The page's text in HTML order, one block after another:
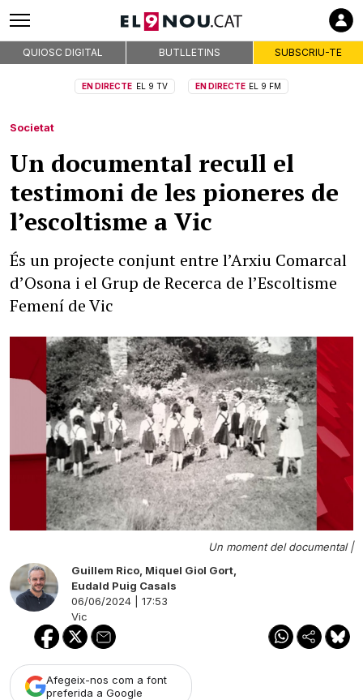
QUIOSC DIGITAL BUTLLETINS SUBSCRIU-TE
EN DIRECTE EL 9 TV EN DIRECTE EL 9 FM
Societat
Un documental recull el
testimoni de les pioneres de
l’escoltisme a Vic
És un projecte conjunt entre l’Arxiu Comarcal
d’Osona i el Grup de Recerca de l’Escoltisme
Femení de Vic
Un moment del documental |
Guillem Rico Miquel Giol Gort
Eudald Puig Casals
06/06/2024 | 17:53
Vic
Afegeix-nos com a font
preferida a Google